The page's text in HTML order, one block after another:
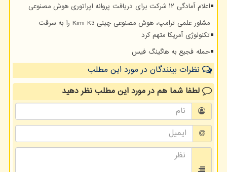
اعلام آمادگی ۱۲ شرکت برای دریافت پروانه اپراتوری هوش مصنوعی
مشاور علمی ترامپ، هوش مصنوعی چینی Kimi K3 را به سرقت
تکنولوژی آمریکا متهم کرد
حمله فجیع به هاگینگ فیس
نظرات بینندگان در مورد این مطلب
لطفا شما همدر مورد این مطلبنظر دهید